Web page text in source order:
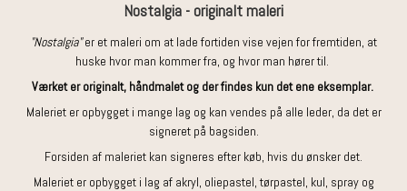
Nostalgia - originalt maleri
"Nostalgia"er et maleri om at lade fortiden vise vejen for fremtiden, at
huske hvor man kommer fra, og hvor man hører til.
Værket er originalt, håndmalet og der findes kun det ene eksemplar.
Maleriet er opbygget i mange lag og kan vendes på alle leder, da det er
signeret på bagsiden.
Forsiden af maleriet kan signeres efter køb, hvis du ønsker det.
Maleriet er opbygget i lag af akryl, oliepastel, tørpastel, kul, spray og